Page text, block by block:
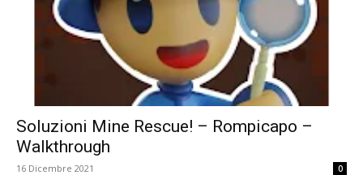
Soluzioni Mine Rescue! – Rompicapo –
Walkthrough
16 Dicembre 2021 0